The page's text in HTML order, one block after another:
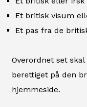
Et britisk visum
Et pas fra de
Overordnet set
berettiget på den
hjemmeside.